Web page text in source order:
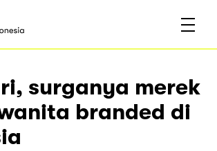
surganya merek
branded di